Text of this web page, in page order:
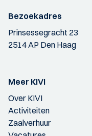
Bezoekadres
Prinsessegracht 23
2514 AP Den Haag
Meer KIVI
Over KIVI
Activiteiten
Zaalverhuur